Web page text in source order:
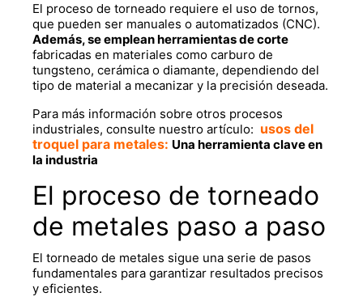
El proceso de torneado requiere el uso de tornos,
que pueden ser manuales o automatizados (CNC).
Además, se emplean herramientas de corte
fabricadas en materiales como carburo de
tungsteno, cerámica o diamante, dependiendo del
tipo de material a mecanizar y la precisión deseada.
Para más información sobre otros procesos
industriales, consulte nuestro artículo: usos del
troquel para metales: Una herramienta clave en
la industria
El proceso de torneado
de metales paso a paso
El torneado de metales sigue una serie de pasos
fundamentales para garantizar resultados precisos
y eficientes.